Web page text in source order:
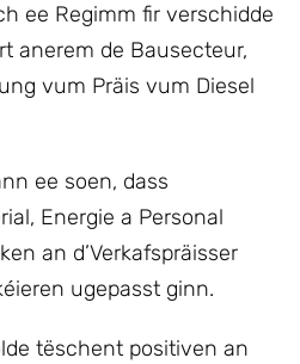
ee Regimm fir verschidde
anerem de Bausecteur,
vum Präis vum Diesel
ee soen, dass
Energie a Personal
an d’Verkafspräisser
ugepasst ginn.
tëschent positiven an